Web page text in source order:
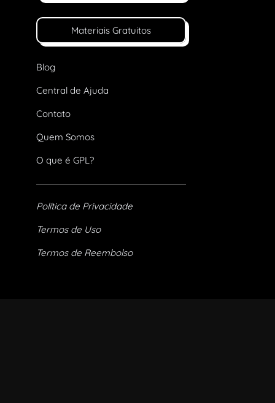
Materiais Gratuitos
Blog
Central de Ajuda
Contato
Quem Somos
O que é GPL?
Política de Privacidade
Termos de Uso
Termos de Reembolso